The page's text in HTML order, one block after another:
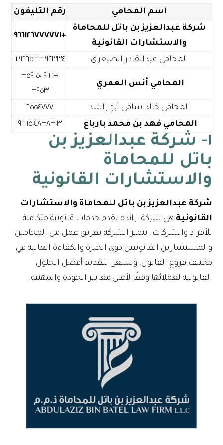
اسم المحامي
رقم التليفون
شركة عبدالعزيز بن باتل للمحاماة
والاستشارات القانونية
+٩٦٦١٢٦٧٧٧٧٧١
المحامي عبدالقادر الصيعري
المحامي أنس العمري
+٩٦٦ ٥٠ ٣٥٩
٣٩٥٣
المحامي خالد سامي أبو راشد
٦٥٥٤٧٧٧
المحامي فهد بن محمد بارباع
٩٦٦٥٠٤٨٣٨٣٠٣
١- شركة عبدالعزيز بن
باتل للمحاماة
والاستشارات القانونية
شركة عبدالعزيز بن باتل للمحاماة والاستشارات
القانونية هي شركة رائدة تقدم خدمات قانونية متكاملة
للأفراد والشركات. تتميز الشركة بفريق عمل من المحامين
والمستشارين القانونيين ذوي الخبرة والكفاءة العالية في
مختلف فروع القانون، وتسعى لتقديم أفضل الحلول
القانونية لعملائها وفقًا لأعلى معايير الجودة والمهنية.